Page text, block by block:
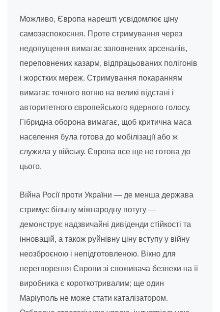
Можливо, Європа нарешті усвідомлює ціну
самозаспокоєння. Проте стримування через
недопущення вимагає заповнених арсеналів,
переповнених казарм, відпрацьованих полігонів
і жорстких мереж. Стримування покаранням
вимагає точного вогню на великі відстані і
авторитетного європейського ядерного голосу.
Гібридна оборона вимагає, щоб критична маса
населення була готова до мобілізації або ж
служила у війську. Європа все ще не готова до
цього.
Війна Росії проти України — де менша держава
стримує більшу міжнародну потугу —
демонструє надзвичайні дивіденди стійкості та
інновацій, а також руйнівну ціну вступу у війну
неозброєною і непідготовленою. Вікно для
перетворення Європи зі споживача безпеки на її
виробника є короткотривалим; ще один
Маріуполь не може стати каталізатором.